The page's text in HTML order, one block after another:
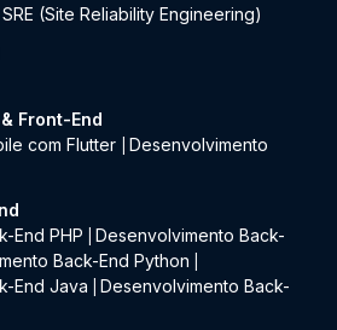
SRE (Site Reliability Engineering)
Front-End
com Flutter
Desenvolvimento
End PHP
Desenvolvimento Back-
Back-End Python
End Java
Desenvolvimento Back-